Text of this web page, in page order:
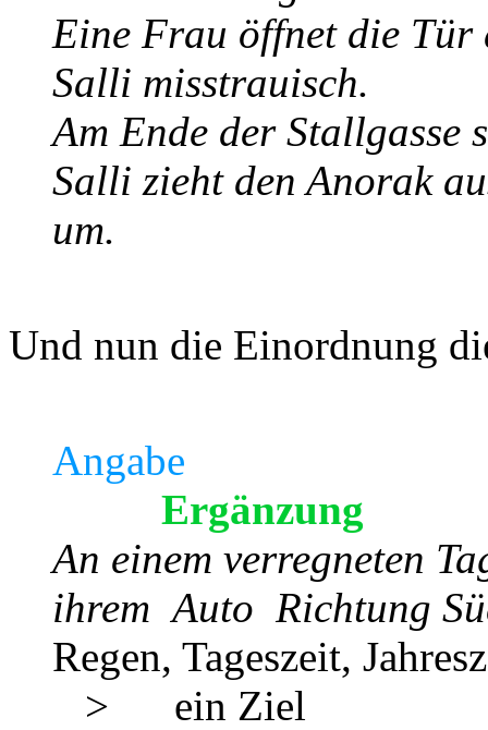
Eine Frau öffnet die Tür
Salli misstrauisch.
Am Ende der Stallgasse
Salli zieht den Anorak
um.
Und nun die Einordnung
Angabe
Ergänzung
An einem verregneten
ihrem Auto Richtung
Regen, Tageszeit,
> ein Ziel